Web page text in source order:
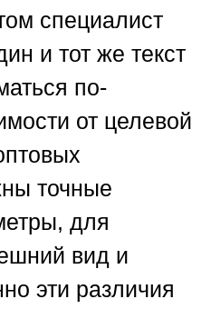
специалист
и тот же текст
по-
от целевой
точные
для
вид и
эти различия